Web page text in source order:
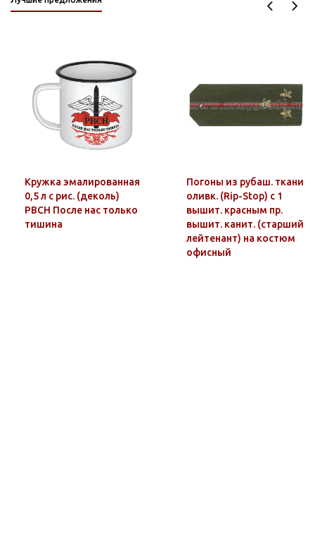
Кружка эмалированная
0,5 л с рис. (деколь)
РВСН После нас только
тишина
Погоны из рубаш. ткани
оливк. (Rip-Stop) c 1
вышит. красным пр.
вышит. канит. (старший
лейтенант) на костюм
офисный